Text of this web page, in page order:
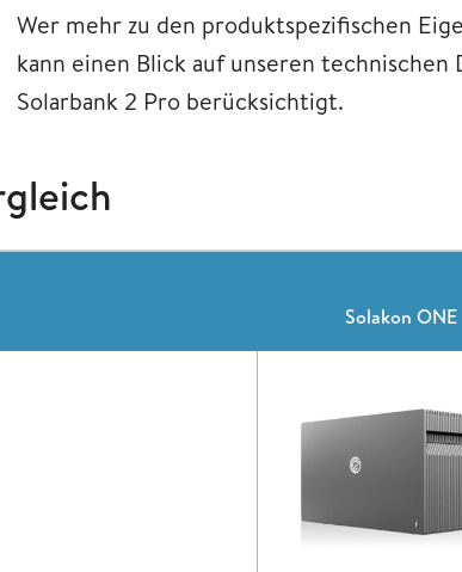
Wer mehr zu den produktspezifischen
kann einen Blick auf unseren
Solarbank 2 Pro berücksichtigt.
Solakon ONE